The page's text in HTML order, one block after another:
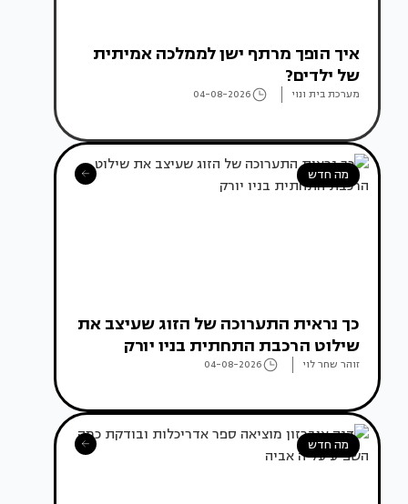
איך הופך מרתף ישן לממלכה אמיתית
של ילדים?
מערכת בית ונוי 04-08-2026
מה חדש
כך נראית התערוכה של הזוג שעיצב את
שילוט הרכבת התחתית בניו יורק
זוהר שחר לוי 04-08-2026
מה חדש